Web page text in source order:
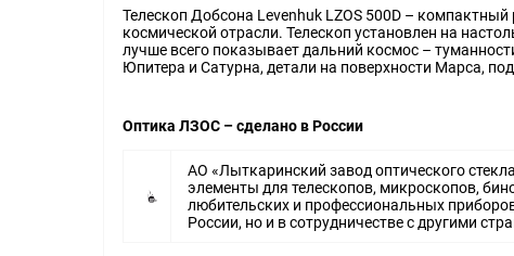
Телескоп Добсона Levenhuk LZOS 500D –
космической отрасли. Телескоп установлен на
лучше всего показывает дальний космос –
Юпитера и Сатурна, детали на поверхности Марса,
Оптика ЛЗОС – сделано в России
АО «Лыткаринский завод оптического
элементы для телескопов, микроскопов,
любительских и профессиональных
России, но и в сотрудничестве с другими